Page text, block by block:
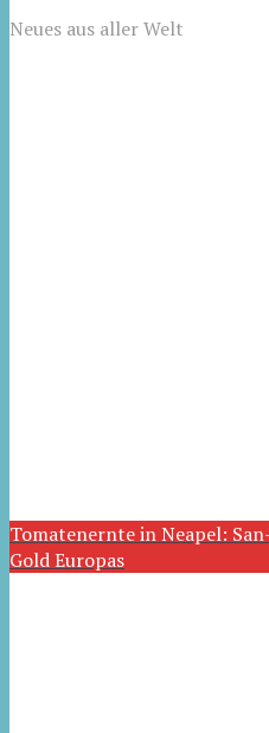
Neues aus aller Welt
Tomatenernte in Neapel:
Gold Europas